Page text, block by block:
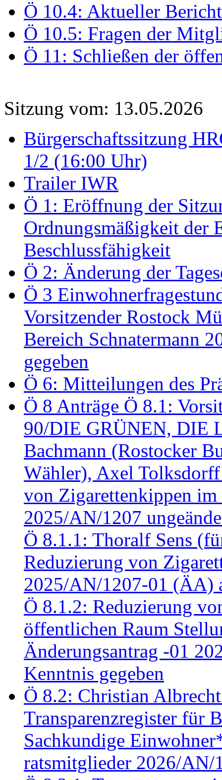
Ö 10.4: Aktueller
Ö 10.5: Fragen der
Ö 11: Schließen der
Sitzung vom: 13.05.2026
Bürgerschaftssitzung
1/2 (16:00 Uhr)
Trailer IWR
Ö 1: Eröffnung der
Ordnungsmäßigkeit der
Beschlussfähigkeit
Ö 2: Änderung der
Ö 3
Vorsitzender Rostock
Bereich Schnatermann
gegeben
Ö 6: Mitteilungen des
Ö 8 Anträge Ö 8.1:
90/DIE GRÜNEN, DIE
Bachmann (Rostocker
Wähler), Axel
von Zigarettenkippen
2025/AN/1207
Ö 8.1.1: Thoralf Sens
Reduzierung von
2025/AN/1207-01 (ÄA)
Ö 8.1.2: Reduzierung
öffentlichen Raum
Änderungsantrag -01
Kenntnis gegeben
Ö 8.2: Christian
Transparenzregister für
Sachkundige
ratsmitglieder 2026/AN/